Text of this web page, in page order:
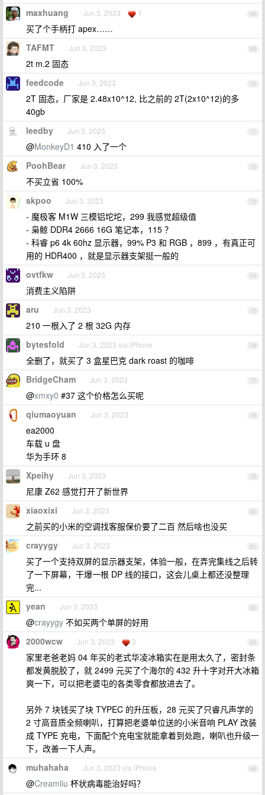
68
maxhuang Jun 3, 2023 1
买了个手柄打 apex……
69
TAFMT Jun 3, 2023
2t m.2 固态
70
feedcode Jun 3, 2023
2T 固态，厂家是 2.48x10^12, 比之前的 2T(2x10^12)的多
40gb
71
leedby Jun 3, 2023
@MonkeyD1 410 入了一个
72
PoohBear Jun 3, 2023
不买立省 100%
73
skpoo Jun 3, 2023
- 魔极客 M1W 三模铝坨坨，299 我感觉超级值
- 枭鲸 DDR4 2666 16G 笔记本，115 ？
- 科睿 p6 4k 60hz 显示器，99% P3 和 RGB ，899 ，有真正可
用的 HDR400 ，就是显示器支架挺一般的
74
ovtfkw Jun 3, 2023
消费主义陷阱
75
aru Jun 3, 2023
210 一根入了 2 根 32G 内存
76
bytesfold Jun 3, 2023 via iPhone
全删了，就买了 3 盒星巴克 dark roast 的咖啡
77
BridgeCham Jun 3, 2023
@xmxy0 #37 这个价格怎么买呢
78
qiumaoyuan Jun 3, 2023
ea2000
车载 u 盘
华为手环 8
79
Xpeihy Jun 3, 2023
尼康 Z62 感觉打开了新世界
80
xiaoxixi Jun 3, 2023
之前买的小米的空调找客服保价要了二百 然后啥也没买
81
crayygy Jun 3, 2023
买了一个支持双屏的显示器支架，体验一般，在弄完集线之后转
了一下屏幕，干爆一根 DP 线的接口，这会儿桌上都还没整理
完...
82
yean Jun 3, 2023
@crayygy 不如买两个单屏的好用
83
2000wcw Jun 3, 2023 3
家里老爸老妈 04 年买的老式华凌冰箱实在是用太久了，密封条
都发黄脱胶了，就 2499 元买了个海尔的 432 升十字对开大冰箱
爽一下，可以把老婆屯的各类零食都放进去了。
另外 7 块钱买了块 TYPEC 的升压板，28 元买了只睿凡声学的
2 寸高音质全频喇叭，打算把老婆单位送的小米音响 PLAY 改装
成 TYPE 充电，下面配个充电宝就能拿着到处跑，喇叭也升级一
下，改善一下人声。
84
muhahaha Jun 3, 2023 via iPhone
@Creamliu 杯状病毒能治好吗？